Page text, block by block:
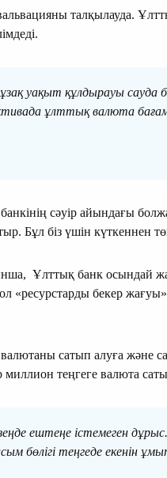
талқылауда.
уақыт құлдырауы сауда
ұлттық валюта
сәуір айындағы
Бұл біз үшін күткеннен
Ұлттық банк осындай
«ресурстарды бекер
сатып алуға және
миллион теңгеге валюта
ештеңе істемеген
бөлігі теңгеде екенін